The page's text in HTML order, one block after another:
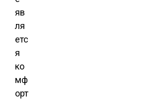
яв
ля
етс
я
ко
мф
орт